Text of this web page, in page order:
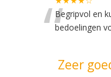
“Begripvol en
bedoelingen
Zeer